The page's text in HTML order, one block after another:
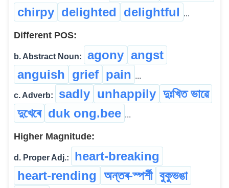
chirpy delighted delightful ...
Different POS:
b. Abstract Noun: agony angst
anguish grief pain ...
c. Adverb: sadly unhappily দুঃখিত ভাৱে
দুখেৰে duk ong.bee ...
Higher Magnitude:
d. Proper Adj.:
heart-breaking
heart-rending অন্তৰ-স্পৰ্শী বুকুভঙা